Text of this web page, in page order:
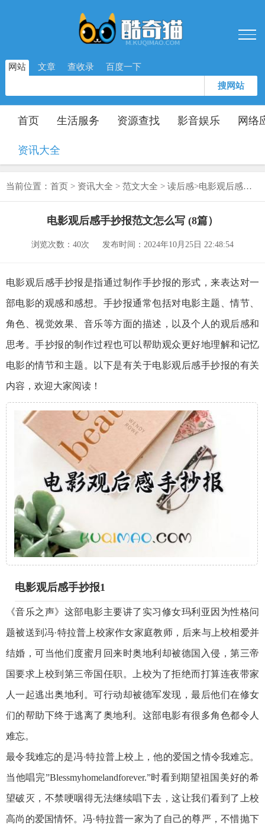
网站 文章 查收录 百度一下
搜网站
首页 生活服务 资源查找 影音娱乐 网络
资讯大全
当前位置： 首页 > 资讯大全 > 范文大全 > 读后感>电影观后感手抄报范文怎么写 (8篇）
电影观后感手抄报范文怎么写 (8篇）
浏览次数：40次 发布时间：2024年10月25日 22:48:54
电影观后感手抄报是指通过制作手抄报的形式，来表达对一
部电影的观感和感想。手抄报通常包括对电影主题、情节、
角色、视觉效果、音乐等方面的描述，以及个人的观后感和
思考。手抄报的制作过程也可以帮助观众更好地理解和记忆
电影的情节和主题。以下是有关于电影观后感手抄报的有关
内容，欢迎大家阅读！
电影观后感手抄报1
《音乐之声》这部电影主要讲了实习修女玛利亚因为性格问
题被送到冯·特拉普上校家作女家庭教师，后来与上校相爱并
结婚，可当他们度蜜月回来时奥地利却被德国入侵，第三帝
国要求上校到第三帝国任职。上校为了拒绝而打算连夜带家
人一起逃出奥地利。可行动却被德军发现，最后他们在修女
们的帮助下终于逃离了奥地利。这部电影有很多角色都令人
难忘。
最令我难忘的是冯·特拉普上校上，他的爱国之情令我难忘。
当他唱完”Blessmyhomelandforever.”时看到期望祖国美好的希
望破灭，不禁哽咽得无法继续唱下去，这让我们看到了上校
高尚的爱国情怀。冯·特拉普一家为了自己的尊严，不惜抛下